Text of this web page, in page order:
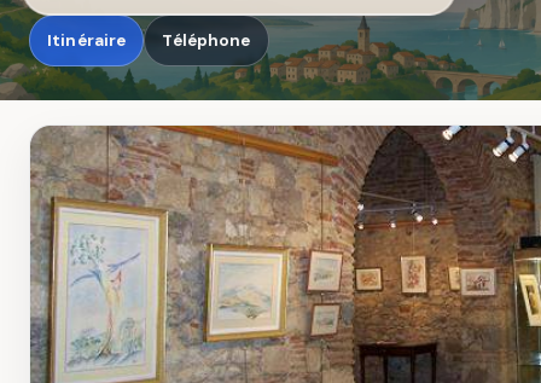
Ouvrir dans Kraaby
4,8 / 5
Itinéraire Téléphone